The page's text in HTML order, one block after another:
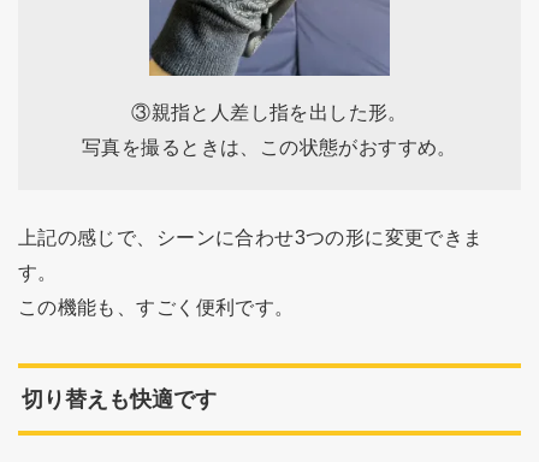
③親指と人差し指を出した形。
写真を撮るときは、この状態がおすすめ。
上記の感じで、シーンに合わせ3つの形に変更できま
す。
この機能も、すごく便利です。
切り替えも快適です